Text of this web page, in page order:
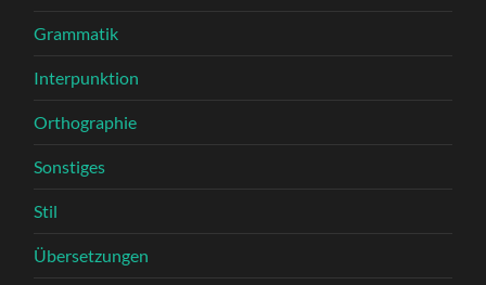
Grammatik
Interpunktion
Orthographie
Sonstiges
Stil
Übersetzungen